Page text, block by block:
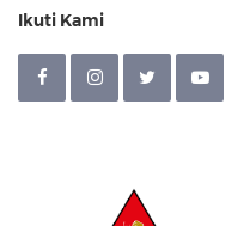
Ikuti Kami